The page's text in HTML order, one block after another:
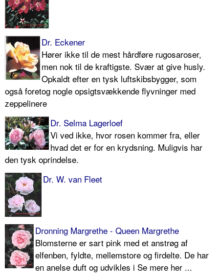
Dr. Eckener
Hører ikke til de mest hårdføre rugo­saroser,
men nok til de kraftigste. Svær at give husly.
Opkaldt efter en tysk luftskibsbygger, som
også foretog nogle opsigtsvækkende flyvninger med
zeppelinere
Dr. Selma Lagerloef
Vi ved ikke, hvor rosen kommer fra, eller
hvad det er for en krydsning. Muligvis har
den tysk oprindelse.
Dr. W. van Fleet
Dronning Margrethe - Queen Margrethe
Blomsterne er sart pink med et anstrøg af
elfenben, fyld­te, mellemstore og firdelte. De har
en anelse duft og udvikles i Se mere her ...